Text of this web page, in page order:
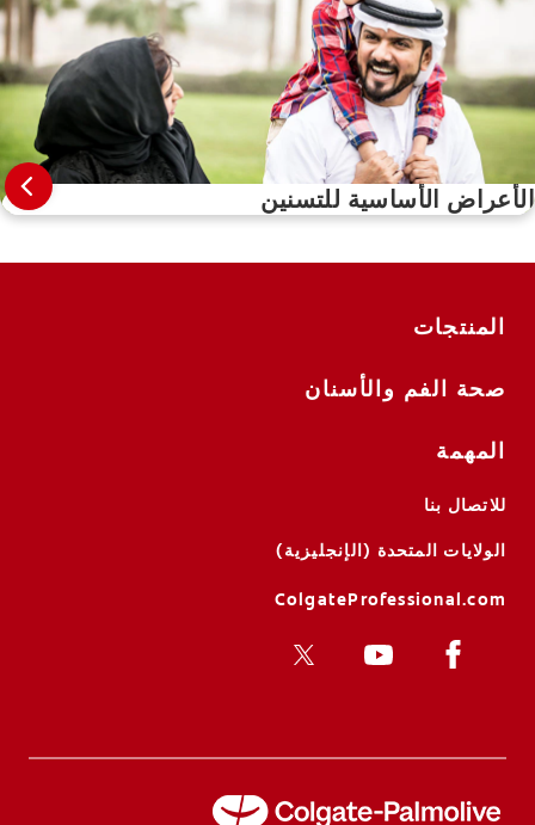
الأعراض الأساسية للتسنين
المنتجات
صحة الفم والأسنان
المهمة
للاتصال بنا
الولايات المتحدة (الإنجليزية)
ColgateProfessional.com